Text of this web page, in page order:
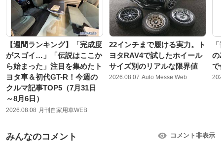
【週間ランキング】「完成度
がスゴイ…」「伝説はここか
ら始まった」注目を集めたト
ヨタ車＆初代GT-R！今週の
クルマ記事TOP5（7月31日
～8月6日）
2026.08.08 月刊自家用車WEB
22インチまで履ける実力。ト
ヨタRAV4で試したホイール
サイズ別のリアルな限界値
2026.08.07 Auto Messe Web
の
で
みんなのコメント コメント非表示